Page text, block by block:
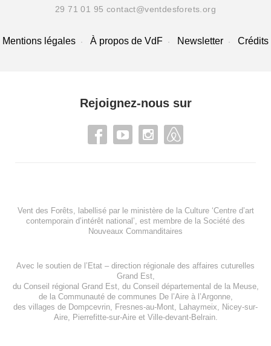
29 71 01 95 contact@ventdesforets.org
Mentions légales À propos de VdF Newsletter Crédits
Rejoignez-nous sur
Vent des Forêts, labellisé par le ministère de la Culture ‘Centre d’art
contemporain d’intérêt national’, est membre de la Société des
Nouveaux Commanditaires
Avec le soutien de l’Etat – direction régionale des affaires cuturelles
Grand Est,
du Conseil régional Grand Est, du Conseil départemental de la Meuse,
de la Communauté de communes De l’Aire à l’Argonne,
des villages de Dompcevrin Fresnes-au-Mont Lahaymeix
Nicey-sur-
Aire, Pierrefitte-sur-Aireet Ville-devant-Belrain.